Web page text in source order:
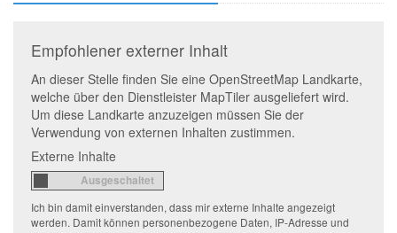
Empfohlener externer Inhalt
An dieser Stelle finden Sie eine OpenStreetMap Landkarte,
welche über den Dienstleister MapTiler ausgeliefert wird.
Um diese Landkarte anzuzeigen müssen Sie der
Verwendung von externen Inhalten zustimmen.
Externe Inhalte
Ich bin damit einverstanden, dass mir externe Inhalte angezeigt
werden. Damit können personenbezogene Daten, IP-Adresse und